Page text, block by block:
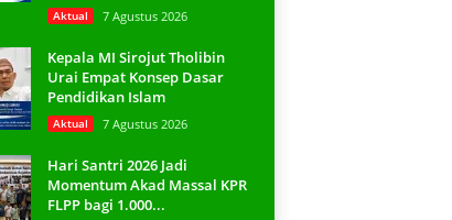
Aktual 7 Agustus 2026
Kepala MI Sirojut Tholibin
Urai Empat Konsep Dasar
Pendidikan Islam
Aktual 7 Agustus 2026
Hari Santri 2026 Jadi
Momentum Akad Massal KPR
FLPP bagi 1.000...